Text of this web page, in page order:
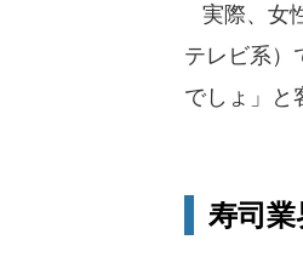
実際、女
テレビ系）
でしょ」と
寿司